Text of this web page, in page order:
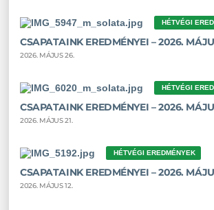
HÉTVÉGI
CSAPATAINK EREDMÉNYEI – 2026.
2026. MÁJUS 26.
HÉTVÉGI
CSAPATAINK EREDMÉNYEI – 2026.
2026. MÁJUS 21.
HÉTVÉGI EREDMÉNYEK
CSAPATAINK EREDMÉNYEI – 2026.
2026. MÁJUS 12.